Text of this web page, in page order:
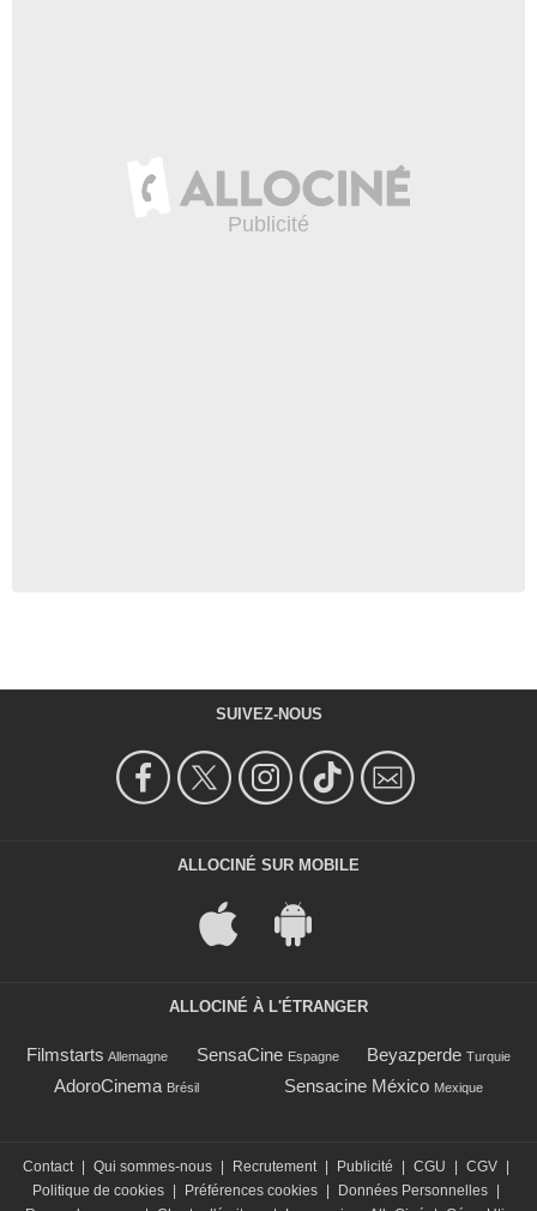
SUIVEZ-NOUS
ALLOCINÉ SUR MOBILE
ALLOCINÉ À L'ÉTRANGER
Filmstarts Allemagne SensaCine Espagne Beyazperde Turquie
AdoroCinema Brésil Sensacine México Mexique
Contact Qui sommes-nous Recrutement Publicité CGU CGV
Politique de cookies
Préférences cookies Données Personnelles